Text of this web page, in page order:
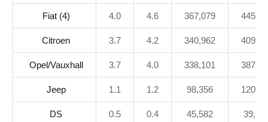
Fiat (4) 4.0 4.6 367,079
Citroen 3.7 4.2 340,962
Opel/Vauxhall 3.7 4.0 338,101
Jeep 1.1 1.2 98,356
DS 0.5 0.4 45,582